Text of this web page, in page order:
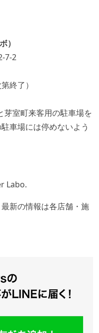
）
7-2
終了）
室町来客用の駐車場を
車場には停めないよう
Labo.
新の情報は各店舗・施